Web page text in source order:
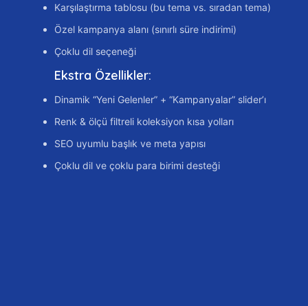
Karşılaştırma tablosu (bu tema vs. sıradan tema)
Özel kampanya alanı (sınırlı süre indirimi)
Çoklu dil seçeneği
Ekstra Özellikler:
Dinamik “Yeni Gelenler” + “Kampanyalar” slider’ı
Renk & ölçü filtreli koleksiyon kısa yolları
SEO uyumlu başlık ve meta yapısı
Çoklu dil ve çoklu para birimi desteği